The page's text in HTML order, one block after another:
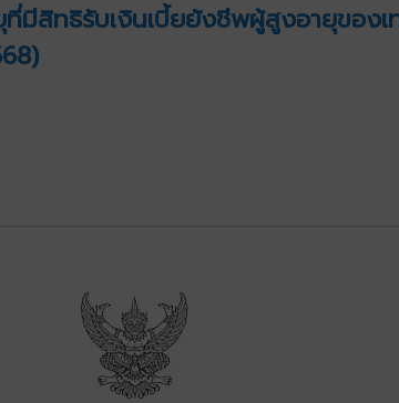
สิทธิรับเงินเบี้ยยังชีพผู้สูงอายุของเ